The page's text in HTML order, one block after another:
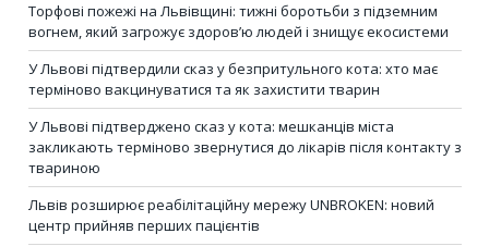
Торфові пожежі на Львівщині: тижні боротьби з підземним
вогнем, який загрожує здоров’ю людей і знищує екосистеми
У Львові підтвердили сказ у безпритульного кота: хто має
терміново вакцинуватися та як захистити тварин
У Львові підтверджено сказ у кота: мешканців міста
закликають терміново звернутися до лікарів після контакту з
твариною
Львів розширює реабілітаційну мережу UNBROKEN: новий
центр прийняв перших пацієнтів